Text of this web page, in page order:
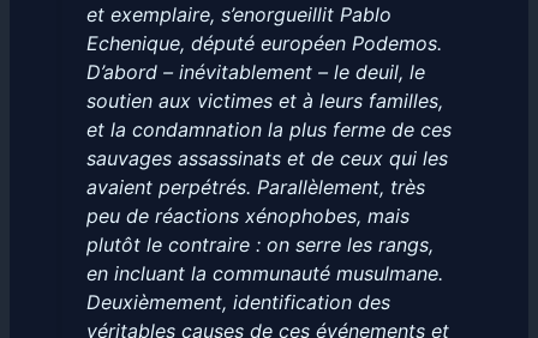
et exemplaire, s’enorgueillit Pablo
Echenique, député européen Podemos.
D’abord – inévitablement – le deuil, le
soutien aux victimes et à leurs familles,
et la condamnation la plus ferme de ces
sauvages assassinats et de ceux qui les
avaient perpétrés. Parallèlement, très
peu de réactions xénophobes, mais
plutôt le contraire : on serre les rangs,
en incluant la communauté musulmane.
Deuxièmement, identification des
véritables causes de ces événements et